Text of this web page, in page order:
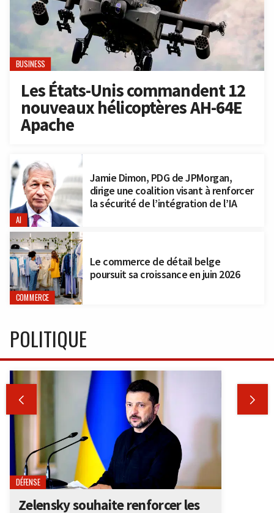
BUSINESS
Les États-Unis commandent 12
nouveaux hélicoptères AH-64E
Apache
AI
Jamie Dimon, PDG de JPMorgan,
dirige une coalition visant à renforcer
la sécurité de l’intégration de l’IA
COMMERCE
Le commerce de détail belge
poursuit sa croissance en juin 2026
POLITIQUE
 
DÉFENSE
Zelensky souhaite renforcer les